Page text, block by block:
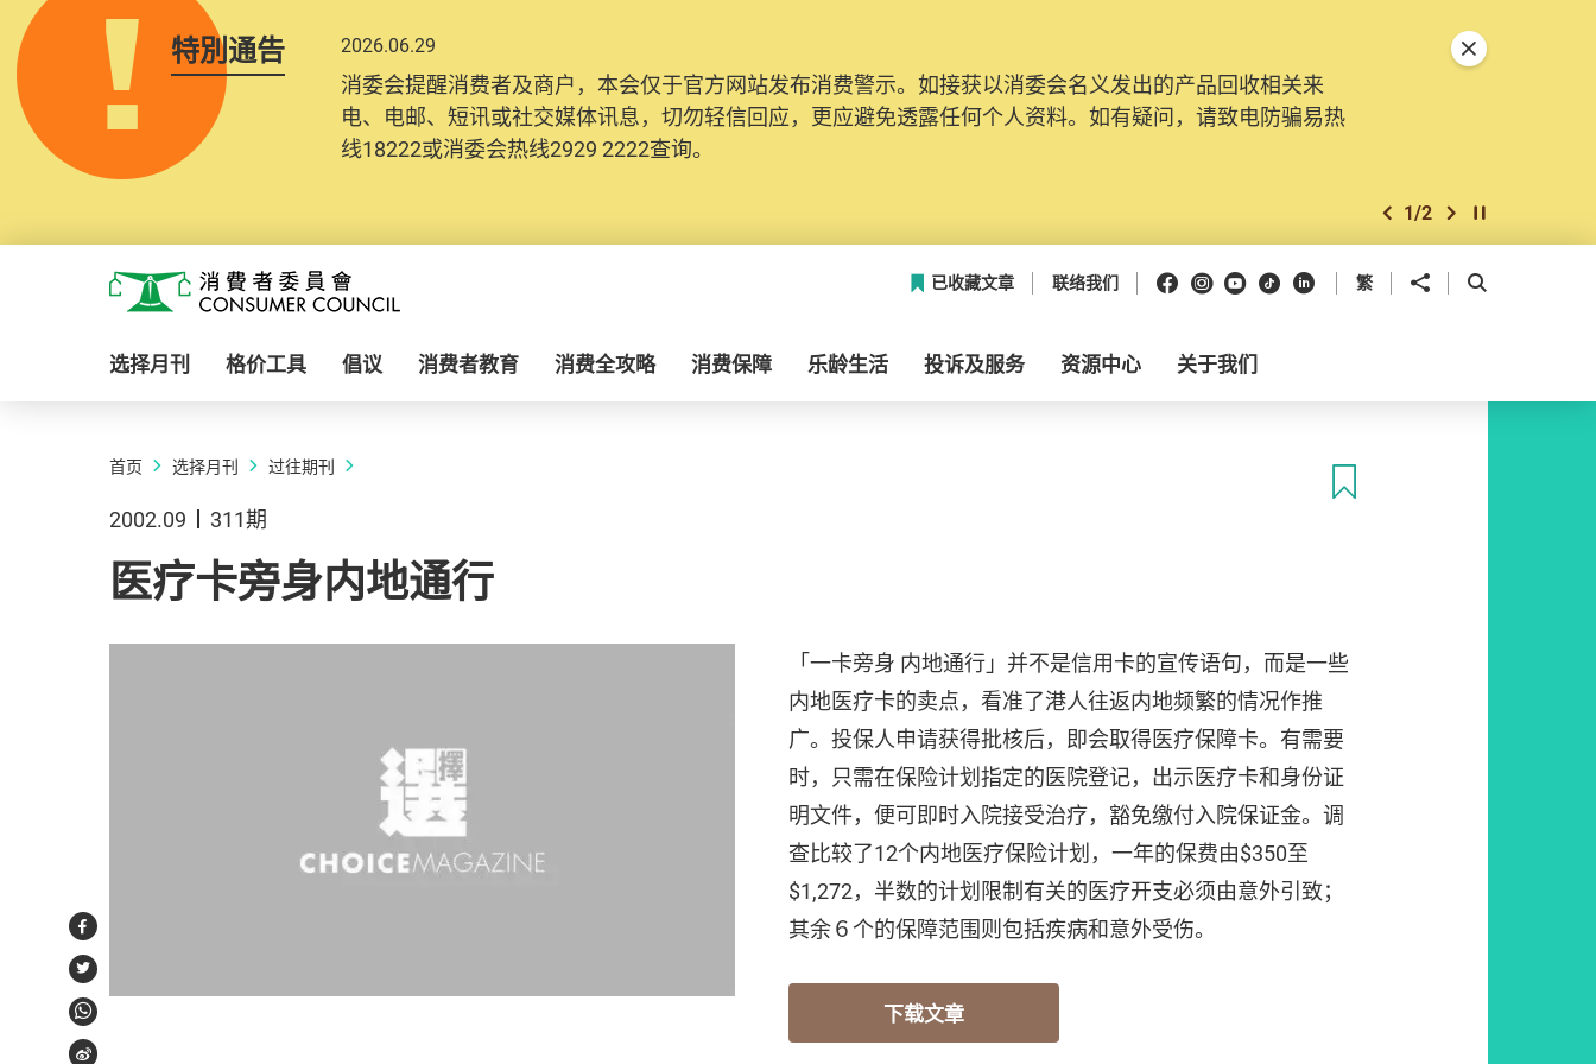
特別通告 2026.06.29
消委会提醒消费者及商户，本会仅于官方网站发布消费警示。如接获以消委会名义发出的产品回收相关来
电、电邮、短讯或社交媒体讯息，切勿轻信回应，更应避免透露任何个人资料。如有疑问，请致电防骗易热
线18222或消委会热线2929 2222查询。
上一个
1/2 下一个开始/暂停幻灯
关闭特別通告
消费者委员会
已收藏文章 联络我们 Facebook
Instagram
Youtube
抖音领英 繁 分享到 开启搜寻框
选择月刊 格价工具 倡议 消费者教育 消费全攻略 消费保障 乐龄生活 投诉及服务 资源中心 关于我们
首页 选择月刊 过往期刊
2002.09 311期
医疗卡旁身内地通行
「一卡旁身 内地通行」并不是信用卡的宣传语句，而是一些
内地医疗卡的卖点，看准了港人往返内地频繁的情况作推
广。投保人申请获得批核后，即会取得医疗保障卡。有需要
时，只需在保险计划指定的医院登记，出示医疗卡和身份证
明文件，便可即时入院接受治疗，豁免缴付入院保证金。调
查比较了12个内地医疗保险计划，一年的保费由$350至
$1,272，半数的计划限制有关的医疗开支必须由意外引致；
其余６个的保障范围则包括疾病和意外受伤。
下载文章
Facebook
Twitter
WhatsApp